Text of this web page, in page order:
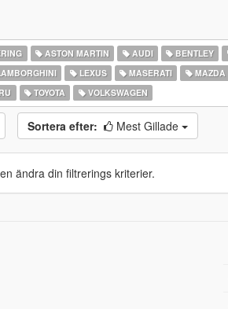
ASTON MARTIN AUDI BENTLEY
LEXUS MASERATI MAZDA
TOYOTA VOLKSWAGEN
Sortera efter: Mest Gillade
ändra din filtrerings kriterier.